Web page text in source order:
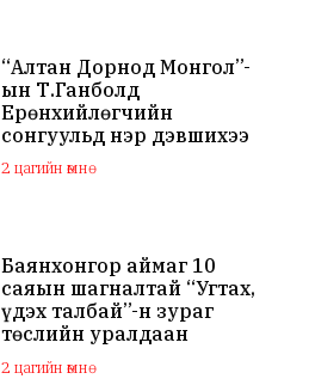
“Алтан Дорнод Монгол”-
ын Т.Ганболд
Ерөнхийлөгчийн
сонгуульд нэр дэвшихээ
илэрхийллээ
2 цагийн өмнө
Баянхонгор аймаг 10
саяын шагналтай “Угтах,
үдэх талбай”-н зураг
төслийн уралдаан
зарлажээ
2 цагийн өмнө